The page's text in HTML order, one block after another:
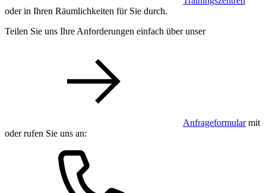
oder in Ihren Räumlichkeiten für Sie durch.
Teilen Sie uns Ihre Anforderungen einfach über unser
Anfrageformularmit
oder rufen Sie uns an: